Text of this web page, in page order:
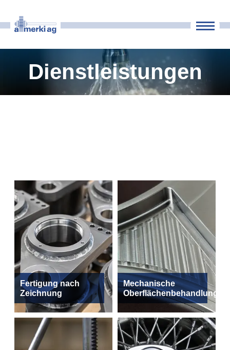
Maschinenpark
Unternehmen
Dienstleistungen
Fertigung nach
Zeichnung
Mechanische
Oberflächenbehandlung